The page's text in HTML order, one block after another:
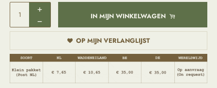
IN MIJN WINKELWAGEN
OP MIJN VERLANGLIJST